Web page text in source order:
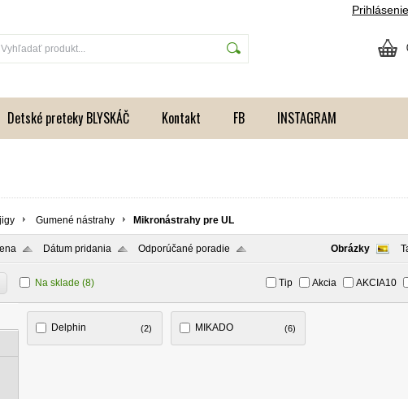
Prihlásenie
Detské preteky BLYSKÁČ Kontakt FB INSTAGRAM
Gumené nástrahy Mikronástrahy pre UL
Dátum pridania Odporúčané poradie Obrázky
Na sklade (8) Tip Akcia AKCIA10
Delphin (2) MIKADO (6)